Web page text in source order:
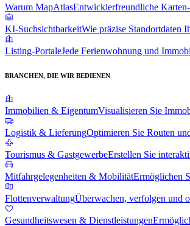
Warum MapAtlasEntwicklerfreundliche
KI-SuchsichtbarkeitWie präzise Standortdaten
Listing-PortaleJede Ferienwohnung und
BRANCHEN, DIE WIR BEDIENEN
Immobilien & EigentumVisualisieren Sie
Logistik & LieferungOptimieren Sie Routen
Tourismus & GastgewerbeErstellen Sie
Mitfahrgelegenheiten & MobilitätErmöglichen
FlottenverwaltungÜberwachen, verfolgen und
Gesundheitswesen & Dienstleistungen